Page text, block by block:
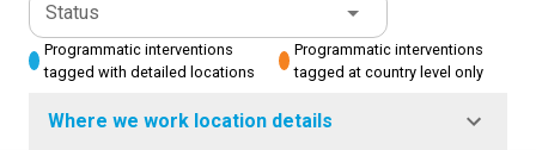
Status
Programmatic interventions
tagged with detailed locations
Programmatic interventions
tagged at country level only
Where we work location details